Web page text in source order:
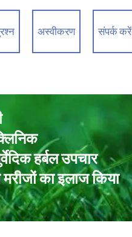
अस्वीकरण संपर्क करें
हर्बल उपचार
का इलाज किया